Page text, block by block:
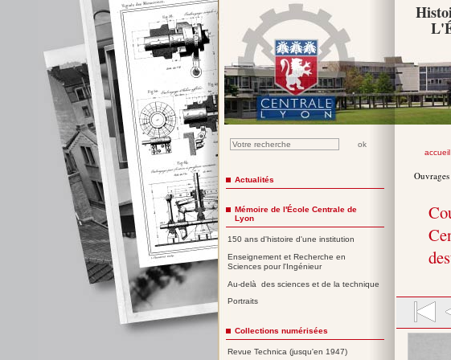
accueil
Actualités
Mémoire de l'École Centrale de
Lyon
150 ans d'histoire d'une institution
Enseignement et Recherche en
Sciences pour l'Ingénieur
Au-delà des sciences et de la technique
Portraits
Collections numérisées
Revue Technica (jusqu'en 1947)